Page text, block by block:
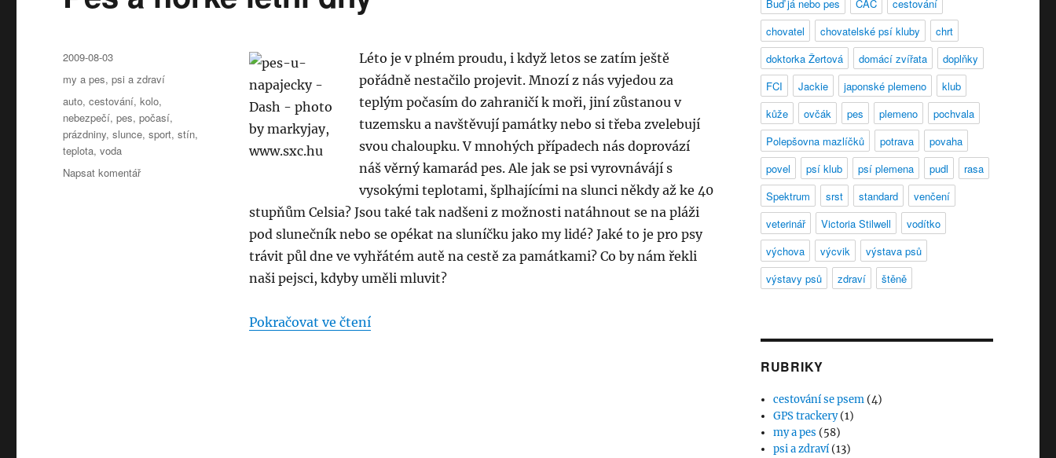
Léto je v plném proudu, i když letos se zatím ještě
pořádně nestačilo projevit. Mnozí z nás vyjedou za
teplým počasím do zahraničí k moři, jiní zůstanou v
tuzemsku a navštěvují památky nebo si třeba zvelebují
svou chaloupku. V mnohých případech nás doprovází
náš věrný kamarád pes. Ale jak se psi vyrovnávájí s
vysokými teplotami, šplhajícími na slunci někdy až ke 40
stupňům Celsia? Jsou také tak nadšeni z možnosti natáhnout se na pláži
pod slunečník nebo se opékat na sluníčku jako my lidé? Jaké to je pro psy
trávit půl dne ve vyhřátém autě na cestě za památkami? Co by nám řekli
naši pejsci, kdyby uměli mluvit?
Pokračovat ve čtení„Pes a horké letní dny“
Publikováno:
2009-08-03
Rubriky:
my a pes,psi a zdraví
Štítky:
auto,cestování,kolo,
nebezpečí,pes,počasí,
prázdniny,slunce,sport,stín,
teplota,voda
Napsat komentářpro
Buď já nebo pes
CAC
cestování
chovatel
chovatelské psí kluby
chrt
doktorka Žertová
domácí zvířata
doplňky
FCI
Jackie japonské plemeno
klub
kůže
ovčák pes plemeno
pochvala
Polepšovna mazlíčků
potrava
povaha
povel
psí klub psí plemena pudl
rasa
Spektrum
srst standard
venčení
veterinář
Victoria Stilwell
vodítko
výchova
výcvik
výstava psů
výstavy psů
zdraví štěně
RUBRIKY
cestování se psem (4)
GPS trackery(1)
my a pes (58)
psi a zdraví (13)